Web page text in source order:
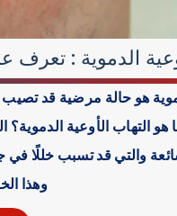
الدموية :
هو حالة مرضية قد
هو التهاب الأوعية
والتي قد تسبب خللًا
وهذا